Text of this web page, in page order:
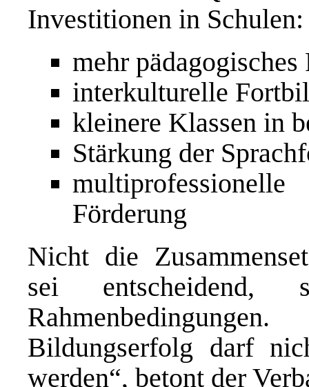
Investitionen in Schulen:
mehr pädagogisches
interkulturelle
kleinere Klassen in
Stärkung der
Förderung
Nicht die
sei entscheidend,
Bildungserfolg darf
werden“, betont der